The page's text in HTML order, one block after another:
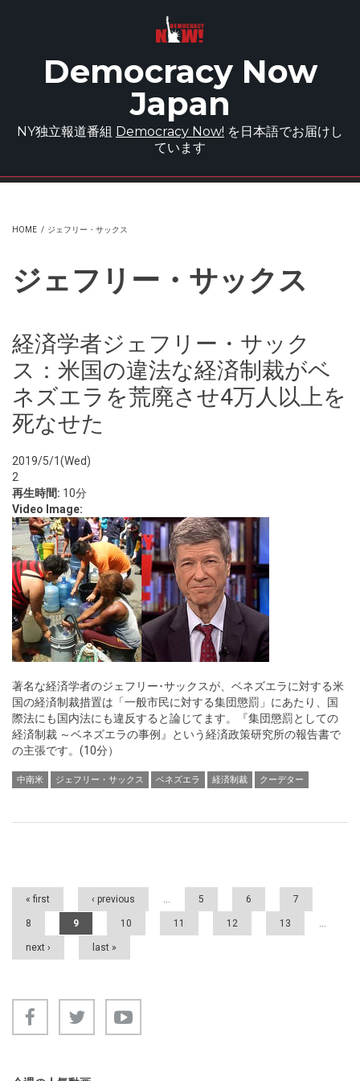
Democracy Now
Japan
NY独立報道番組 Democracy Now! を日本語でお届けし
ています
HOME / ジェフリー・サックス
ジェフリー・サックス
経済学者ジェフリー・サック
ス：米国の違法な経済制裁がベ
ネズエラを荒廃させ4万人以上を
死なせた
2019/5/1(Wed)
2
再生時間: 10分
Video Image:
著名な経済学者のジェフリー･サックスが、ベネズエラに対する米
国の経済制裁措置は「一般市民に対する集団懲罰」にあたり、国
際法にも国内法にも違反すると論じてます。『集団懲罰としての
経済制裁 ～ベネズエラの事例』という経済政策研究所の報告書で
の主張です。(10分）
中南米 ジェフリー・サックス ベネズエラ 経済制裁 クーデター
Pages
« first ‹ previous … 5 6 7
8 9 10 11 12 13 …
next › last »